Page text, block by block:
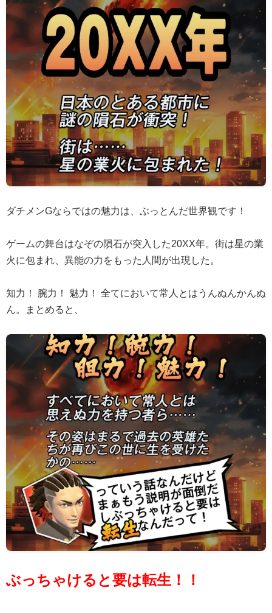
ダチメンGならではの魅力は、ぶっとんだ世界観です！
ゲームの舞台はなぞの隕石が突入した20XX年。街は星の業
火に包まれ、異能の力をもった人間が出現した。
知力！ 腕力！ 魅力！ 全てにおいて常人とはうんぬんかんぬ
ん。まとめると、
ぶっちゃけると要は転生！！